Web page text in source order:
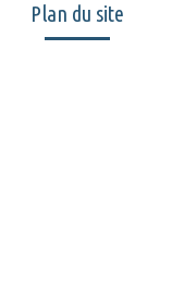
Plan du site